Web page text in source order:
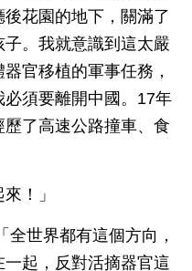
花園的地下，關滿了
。我就意識到這太嚴
官移植的軍事任務，
須要離開中國。17年
了高速公路撞車、食
！」
全世界都有這個方向，
起，反對活摘器官這